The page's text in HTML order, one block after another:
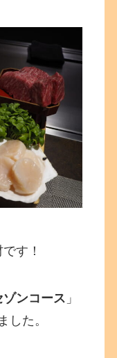
す！
ンコース 」
した。